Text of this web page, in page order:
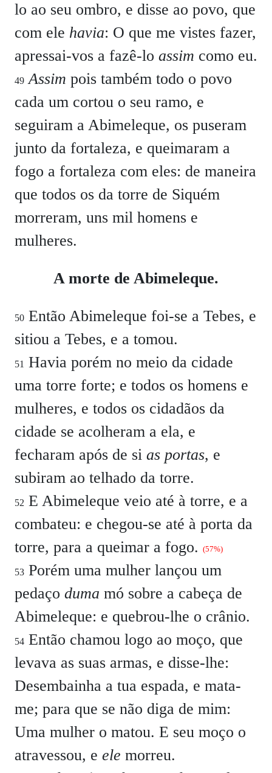
lo ao seu ombro, e disse ao povo, que
com ele havia: O que me vistes fazer,
apressai-vos a fazê-lo assim como eu.
49 Assim pois também todo o povo
cada um cortou o seu ramo, e
seguiram a Abimeleque, os puseram
junto da fortaleza, e queimaram a
fogo a fortaleza com eles: de maneira
que todos os da torre de Siquém
morreram, uns mil homens e
mulheres.
A morte de Abimeleque.
50 Então Abimeleque foi-se a Tebes, e
sitiou a Tebes, e a tomou.
51 Havia porém no meio da cidade
uma torre forte; e todos os homens e
mulheres, e todos os cidadãos da
cidade se acolheram a ela, e
fecharam após de si as portas, e
subiram ao telhado da torre.
52 E Abimeleque veio até à torre, e a
combateu: e chegou-se até à porta da
torre, para a queimar a fogo. (57%)
53 Porém uma mulher lançou um
pedaço duma mó sobre a cabeça de
Abimeleque: e quebrou-lhe o crânio.
54 Então chamou logo ao moço, que
levava as suas armas, e disse-lhe:
Desembainha a tua espada, e mata-
me; para que se não diga de mim:
Uma mulher o matou. E seu moço o
atravessou, e ele morreu.